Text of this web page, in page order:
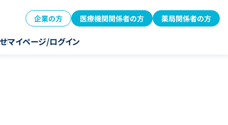
企業の方 医療機関関係者の方 薬局関係者の方
マイページ/ログイン